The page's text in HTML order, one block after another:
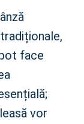
face
vor